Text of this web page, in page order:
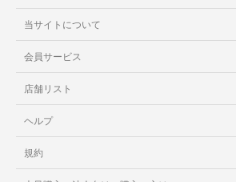
当サイトについて
会員サービス
店舗リスト
ヘルプ
規約